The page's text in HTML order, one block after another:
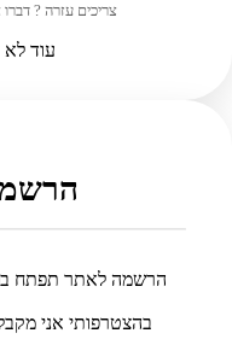
צריכים עזרה ? דברו
עוד
הרשמה לאתר תפתח
בהצטרפותי אני